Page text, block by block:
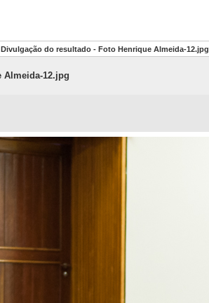
Divulgação do resultado - Foto Henrique Almeida-12.jpg
Almeida-12.jpg